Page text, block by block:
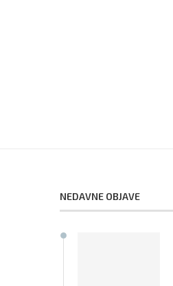
NEDAVNE OBJAVE